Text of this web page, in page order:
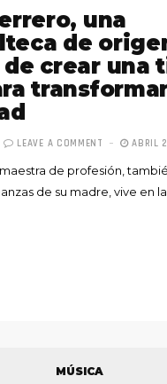
una
de
de crear una
LEAVE A COMMENT ABRIL
de profesión,
de su madre, vive en
MÚSICA